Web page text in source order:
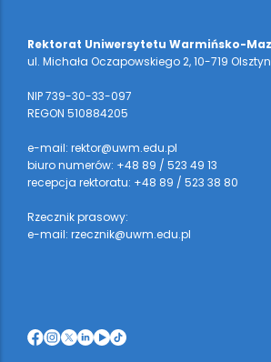
Rektorat Uniwersytetu Warmińsko-
ul. Michała Oczapowskiego 2, 10-719 Olsztyn
NIP 739-30-33-097
REGON 510884205
e-mail: rektor@uwm.edu.pl
biuro numerów: +48 89 / 523 49 13
recepcja rektoratu: +48 89 / 523 38 80
Rzecznik prasowy:
e-mail: rzecznik@uwm.edu.pl